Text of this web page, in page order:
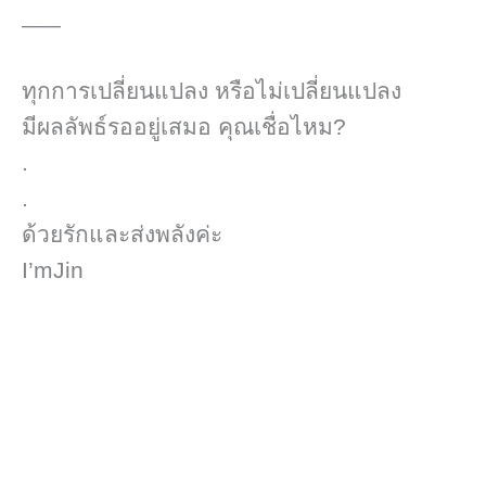
ทุกการเปลี่ยนแปลง​ หรือไม่เปลี่ยนแปลง
มีผลลัพธ์​รออยู่เสมอ คุณเชื่อไหม?
.
.
ด้วยรักและส่งพลังค่ะ
I’mJin